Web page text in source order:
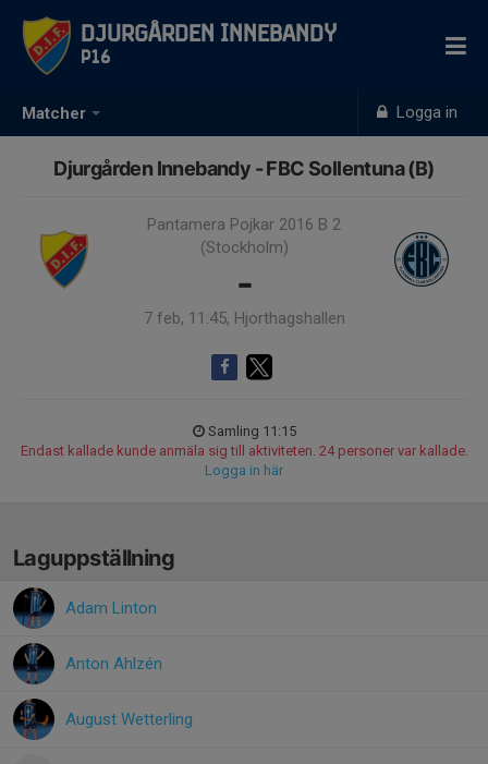
Matcher Logga in
Djurgården Innebandy
P16
Djurgården Innebandy - FBC Sollentuna (B)
Pantamera Pojkar 2016 B 2
(Stockholm)
-
7 feb, 11:45, Hjorthagshallen
Samling 11:15
Endast kallade kunde anmäla sig till aktiviteten. 24 personer var kallade.
Logga in här
Laguppställning
Adam Linton
Anton Ahlzén
August Wetterling